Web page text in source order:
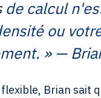
calcul
ou
» —
Brian sait